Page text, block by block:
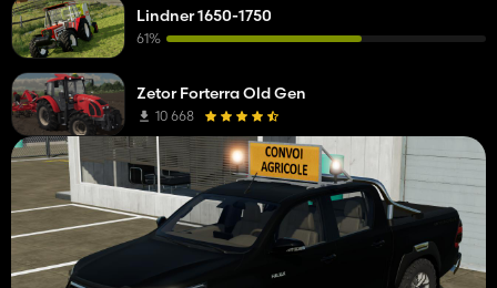
Lindner 1650-1750
61%
Zetor Forterra Old Gen
10 668